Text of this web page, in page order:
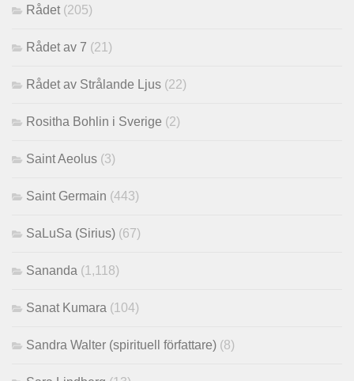
Rådet (205)
Rådet av 7 (21)
Rådet av Strålande Ljus (22)
Rositha Bohlin i Sverige (2)
Saint Aeolus (3)
Saint Germain (443)
SaLuSa (Sirius) (67)
Sananda (1,118)
Sanat Kumara (104)
Sandra Walter (spirituell författare) (8)